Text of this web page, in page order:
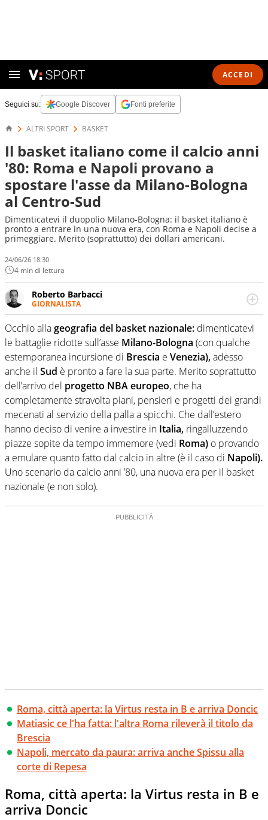
ACCEDI
Seguici su: Google Discover Fonti preferite
ALTRI SPORT BASKET
Il basket italiano come il calcio anni
'80: Roma e Napoli provano a
spostare l'asse da Milano-Bologna
al Centro-Sud
Dimenticatevi il duopolio Milano-Bologna: il basket italiano è
pronto a entrare in una nuova era, con Roma e Napoli decise a
primeggiare. Merito (soprattutto) dei dollari americani.
24/06/26 18:30
4 min di lettura
Roberto Barbacci
GIORNALISTA
Giornalista (pubblicista) sportivo a tutto campo, è il
tuttologo di Virgilio Sport. Provate a chiedergli di boxe, di
scherma, di volley o di curling: ve ne farà innamorare
Occhio allageografia del basket nazionale: dimenticatevi
le battaglie ridotte sull’asse Milano-Bologna (con qualche
estemporanea incursione di Brescia e Venezia),adesso
anche il Sud è pronto a fare la sua parte. Merito soprattutto
dell’arrivo del progetto NBA europeo, che ha
completamente stravolta piani, pensieri e progetti dei grandi
mecenati al servizio della palla a spicchi. Che dall’estero
hanno deciso di venire a investire in Italia, ringalluzzendo
piazze sopite da tempo immemore (vedi Roma) o provando
a emulare quanto fatto dal calcio in altre (è il caso di Napoli).
Uno scenario da calcio anni ’80, una nuova era per il basket
nazionale (e non solo).
Roma, città aperta: la Virtus resta in B e arriva Doncic
Matiasic ce l'ha fatta: l'altra Roma rileverà il titolo da
Brescia
Napoli, mercato da paura: arriva anche Spissu alla
corte di Repesa
Roma, città aperta: la Virtus resta in B e
arriva Doncic